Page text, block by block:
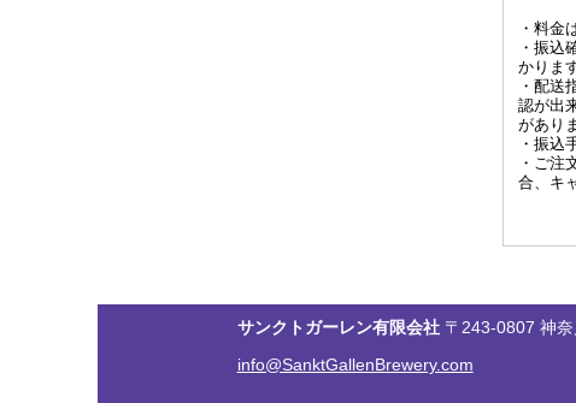
・料金
・振込
かりま
・配送
認が出
があり
・振込
・ご注
合、キ
サンクトガーレン有限会社〒243-0807 神
info@SanktGallenBrewery.com